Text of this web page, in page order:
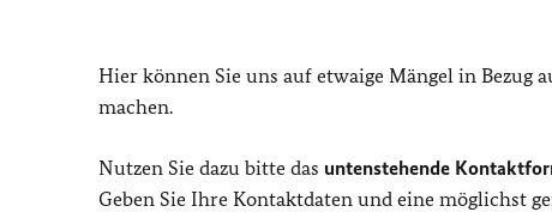
Hier können Sie uns auf etwaige Mängel in
machen.
Nutzen Sie dazu bitte das untenstehende
Geben Sie Ihre Kontaktdaten und eine möglichst